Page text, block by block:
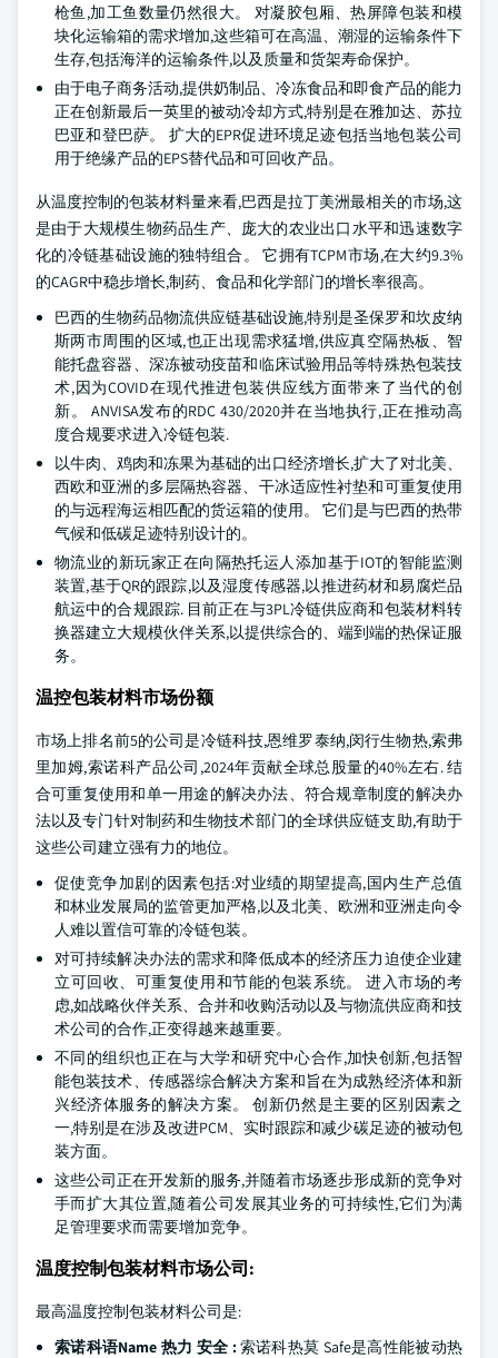
枪鱼,加工鱼数量仍然很大。 对凝胶包厢、热屏障包装和模
块化运输箱的需求增加,这些箱可在高温、潮湿的运输条件下
生存,包括海洋的运输条件,以及质量和货架寿命保护。
由于电子商务活动,提供奶制品、冷冻食品和即食产品的能力
正在创新最后一英里的被动冷却方式,特别是在雅加达、苏拉
巴亚和登巴萨。 扩大的EPR促进环境足迹包括当地包装公司
用于绝缘产品的EPS替代品和可回收产品。
从温度控制的包装材料量来看,巴西是拉丁美洲最相关的市场,这
是由于大规模生物药品生产、庞大的农业出口水平和迅速数字
化的冷链基础设施的独特组合。 它拥有TCPM市场,在大约9.3%
的CAGR中稳步增长,制药、食品和化学部门的增长率很高。
巴西的生物药品物流供应链基础设施,特别是圣保罗和坎皮纳
斯两市周围的区域,也正出现需求猛增,供应真空隔热板、智
能托盘容器、深冻被动疫苗和临床试验用品等特殊热包装技
术,因为COVID在现代推进包装供应线方面带来了当代的创
新。 ANVISA发布的RDC 430/2020并在当地执行,正在推动高
度合规要求进入冷链包装.
以牛肉、鸡肉和冻果为基础的出口经济增长,扩大了对北美、
西欧和亚洲的多层隔热容器、干冰适应性衬垫和可重复使用
的与远程海运相匹配的货运箱的使用。 它们是与巴西的热带
气候和低碳足迹特别设计的。
物流业的新玩家正在向隔热托运人添加基于IOT的智能监测
装置,基于QR的跟踪,以及湿度传感器,以推进药材和易腐烂品
航运中的合规跟踪. 目前正在与3PL冷链供应商和包装材料转
换器建立大规模伙伴关系,以提供综合的、端到端的热保证服
务。
温控包装材料市场份额
市场上排名前5的公司是冷链科技,恩维罗泰纳,闵行生物热,索弗
里加姆,索诺科产品公司,2024年贡献全球总股量的40%左右. 结
合可重复使用和单一用途的解决办法、符合规章制度的解决办
法以及专门针对制药和生物技术部门的全球供应链支助,有助于
这些公司建立强有力的地位。
促使竞争加剧的因素包括:对业绩的期望提高,国内生产总值
和林业发展局的监管更加严格,以及北美、欧洲和亚洲走向令
人难以置信可靠的冷链包装。
对可持续解决办法的需求和降低成本的经济压力迫使企业建
立可回收、可重复使用和节能的包装系统。 进入市场的考
虑,如战略伙伴关系、合并和收购活动以及与物流供应商和技
术公司的合作,正变得越来越重要。
不同的组织也正在与大学和研究中心合作,加快创新,包括智
能包装技术、传感器综合解决方案和旨在为成熟经济体和新
兴经济体服务的解决方案。 创新仍然是主要的区别因素之
一,特别是在涉及改进PCM、实时跟踪和减少碳足迹的被动包
装方面。
这些公司正在开发新的服务,并随着市场逐步形成新的竞争对
手而扩大其位置,随着公司发展其业务的可持续性,它们为满
足管理要求而需要增加竞争。
温度控制包装材料市场公司:
最高温度控制包装材料公司是:
索诺科语Name 热力 安全 :索诺科热莫 Safe是高性能被动热